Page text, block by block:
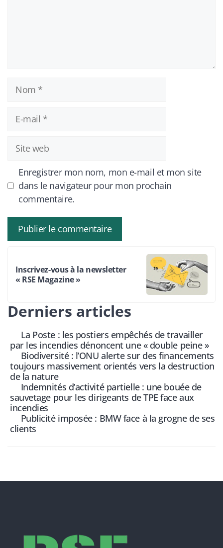
Nom
mail
Site
web
Enregistrer mon nom, mon e-mail et mon site
dans le navigateur pour mon prochain
commentaire.
Inscrivez-vous à la newsletter
« RSE Magazine »
Derniers articles
La Poste : les postiers empêchés de travailler
par les incendies dénoncent une « double peine »
Biodiversité : l’ONU alerte sur des financements
toujours massivement orientés vers la destruction
de la nature
Indemnités d’activité partielle : une bouée de
sauvetage pour les dirigeants de TPE face aux
incendies
Publicité imposée : BMW face à la grogne de ses
clients